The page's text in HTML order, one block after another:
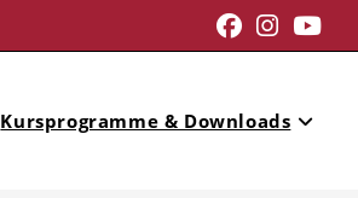
Kursprogramme & Downloads